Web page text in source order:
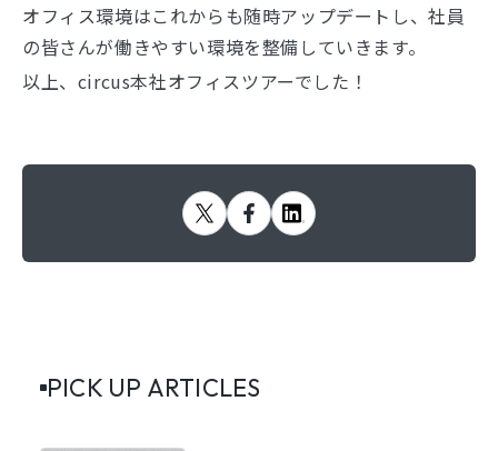
オフィス環境はこれからも随時アップデートし、社員
の皆さんが働きやすい環境を整備していきます。
以上、circus本社オフィスツアーでした！
PICK UP ARTICLES